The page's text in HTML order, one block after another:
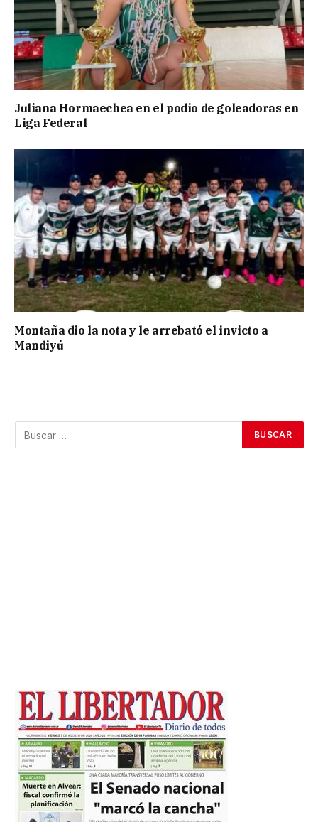
Juliana Hormaechea en el podio de goleadoras en
Liga Federal
Montaña dio la nota y le arrebató el invicto a
Mandiyú